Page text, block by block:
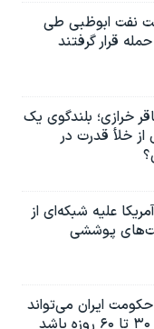
نفت ابوظبی طی
قرار گرفتند
خرازی؛ بلندگوی یک
از خلأ قدرت در
علیه شبکه‌ای از
پوششی
ایران می‌تواند